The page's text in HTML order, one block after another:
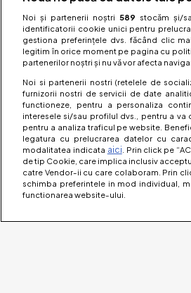
Noi și partenerii noștri 589 stocăm și/
identificatorii cookie unici pentru
gestiona preferințele dvs. făcând clic
legitim în orice moment pe pagina cu
partenerilor noștri și nu vă vor afecta
Noi si partenerii nostri (retelele de
furnizorii nostri de servicii de date
functioneze, pentru a personaliza
interesele si/sau profilul dvs., pentru a
pentru a analiza traficul pe website.
legatura cu prelucrarea datelor cu
modalitatea indicata aici . Prin click pe
de tip Cookie, care implica inclusiv
catre Vendor-ii cu care colaboram. Prin click
schimba preferintele in mod individual,
functionarea website-ului.